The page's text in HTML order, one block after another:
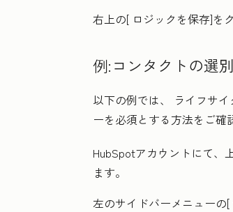
右上の[ ロジックを保存]を
例:コンタクトの選
以下の例では、 ライフサ
ーを必須とする方法をご確
HubSpotアカウントにて、
ます。
左のサイドバーメニューの[